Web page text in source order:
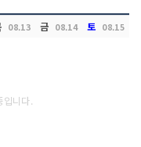
08.13 금 08.14 토 08.15
입니다.